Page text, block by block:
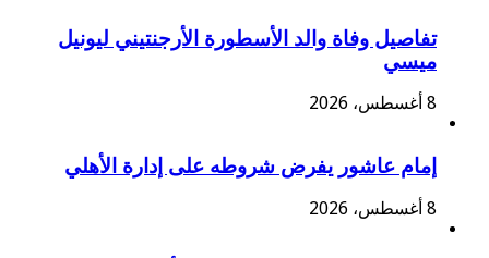
تفاصيل وفاة والد الأسطورة الأرجنتيني ليونيل
ميسي
8 أغسطس، 2026
إمام عاشور يفرض شروطه على إدارة الأهلي
8 أغسطس، 2026